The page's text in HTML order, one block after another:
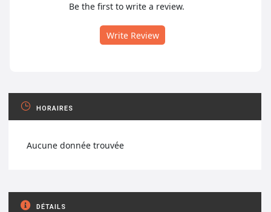
Be the first to write a review.
Write Review
HORAIRES
Aucune donnée trouvée
DÉTAILS